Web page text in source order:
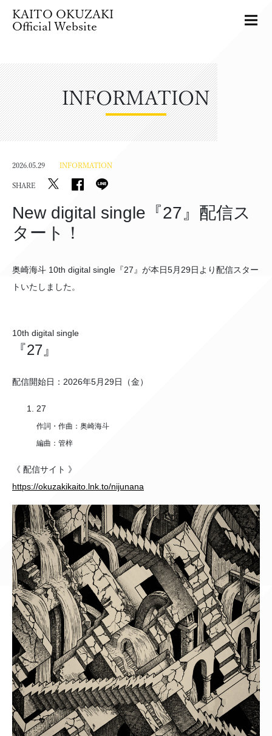
KAITO OKUZAKI
Official Website
INFORMATION
2026.05.29 INFORMATION
SHARE
New digital single『27』配信ス
タート！
奥崎海斗 10th digital single『27』が本日5月29日より配信スター
トいたしました。
10th digital single
『27』
配信開始日：2026年5月29日（金）
27
作詞・作曲：奥崎海斗
編曲：管梓
《 配信サイト 》
https://okuzakikaito.lnk.to/nijunana